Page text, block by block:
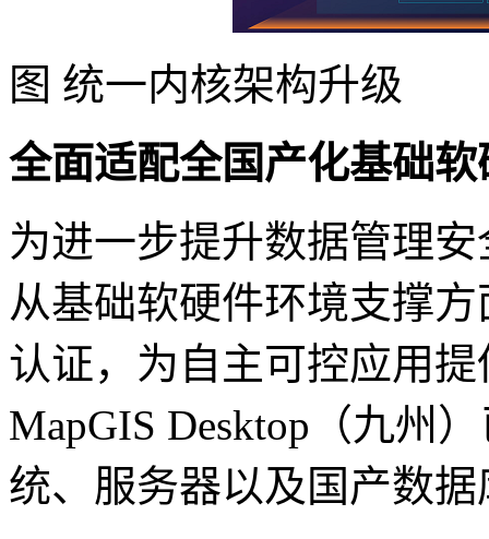
图 统一内核架构升级
全面适配全国产化基础
为进一步提升数据管理安
从基础软硬件环境支撑
认证，为自主可控应用
MapGIS Desktop（九州
统、服务器以及国产数据